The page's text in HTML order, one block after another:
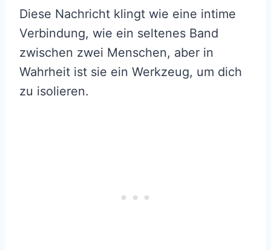
Diese Nachricht klingt wie eine intime
Verbindung, wie ein seltenes Band
zwischen zwei Menschen, aber in
Wahrheit ist sie ein Werkzeug, um dich
zu isolieren.